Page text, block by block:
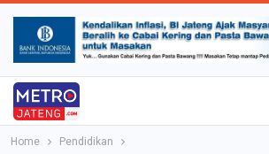
Home Pendidikan